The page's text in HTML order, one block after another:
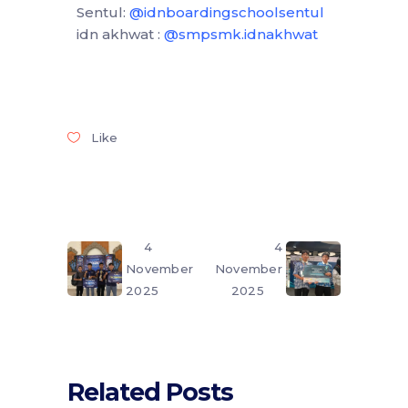
Sentul: @idnboardingschoolsentul
idn akhwat : @smpsmk.idnakhwat
Like
4
November
2025
4
November
2025
Related Posts